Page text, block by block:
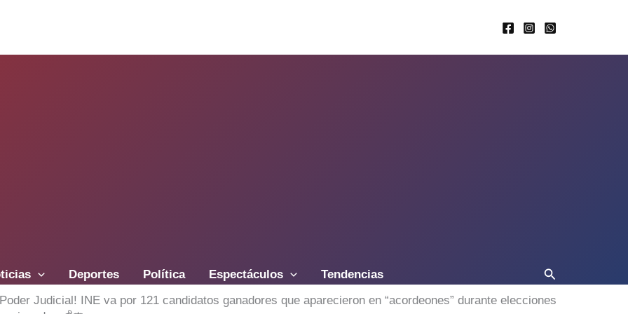
Deportes Política Espectáculos Tendencias Buscar
Judicial! INE va por 121 candidatos ganadores que aparecieron en “acordeones” durante elecciones